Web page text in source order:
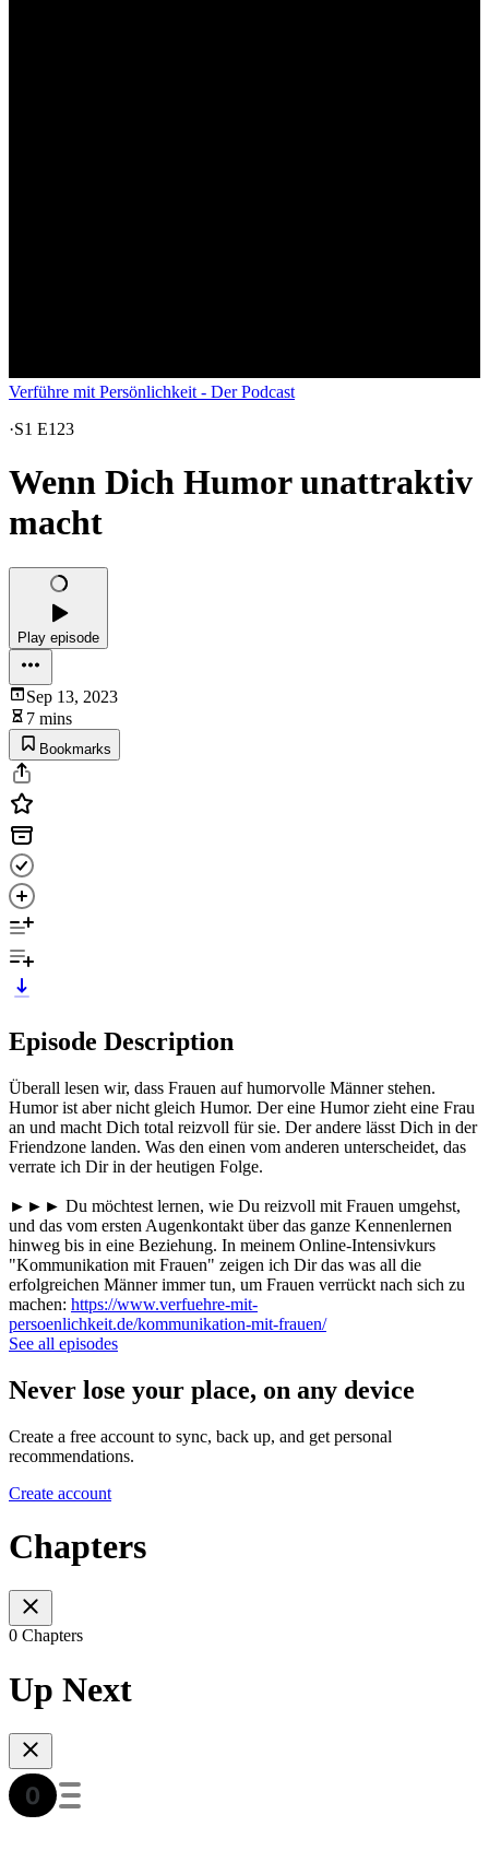
Verführe mit Persönlichkeit - Der Podcast
·S1 E123
Wenn Dich Humor unattraktiv
macht
Play episode
Sep 13, 2023
7 mins
Bookmarks
Episode Description
Überall lesen wir, dass Frauen auf humorvolle Männer stehen.
Humor ist aber nicht gleich Humor. Der eine Humor zieht eine Frau
an und macht Dich total reizvoll für sie. Der andere lässt Dich in der
Friendzone landen. Was den einen vom anderen unterscheidet, das
verrate ich Dir in der heutigen Folge.
►►► Du möchtest lernen, wie Du reizvoll mit Frauen umgehst,
und das vom ersten Augenkontakt über das ganze Kennenlernen
hinweg bis in eine Beziehung. In meinem Online-Intensivkurs
"Kommunikation mit Frauen" zeigen ich Dir das was all die
erfolgreichen Männer immer tun, um Frauen verrückt nach sich zu
machen: https://www.verfuehre-mit-
persoenlichkeit.de/kommunikation-mit-frauen/
See all episodes
Never lose your place, on any device
Create a free account to sync, back up, and get personal
recommendations.
Create account
Chapters
0 Chapters
Up Next